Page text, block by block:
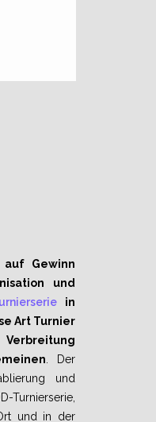
Gewinn
und
in
Art Turnier
. Der
und
Turnierserie,
und in der